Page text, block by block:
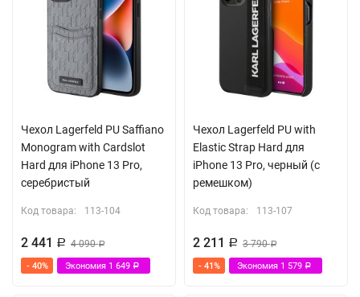
Чехол Lagerfeld PU Saffiano
Monogram with Cardslot
Hard для iPhone 13 Pro,
серебристый
Код товара: 113-104
2 441 Р 4 090Р
- 40% Экономия 1 649 Р
Чехол Lagerfeld PU with
Elastic Strap Hard для
iPhone 13 Pro, черный (с
ремешком)
Код товара: 113-107
2 211 Р 3 790Р
- 41% Экономия 1 579 Р